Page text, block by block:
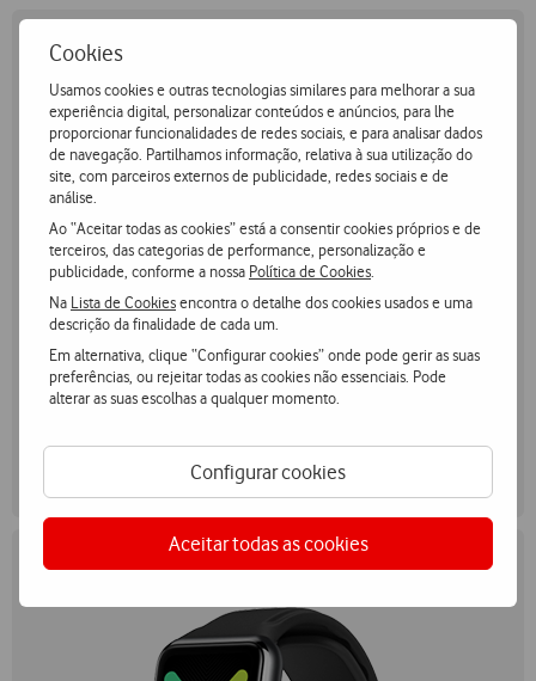
Cookies
Usamos cookies e outras tecnologias similares para melhorar a sua
experiência digital, personalizar conteúdos e anúncios, para lhe
proporcionar funcionalidades de redes sociais, e para analisar dados
de navegação. Partilhamos informação, relativa à sua utilização do
site, com parceiros externos de publicidade, redes sociais e de
análise.
Ao “Aceitar todas as cookies” está a consentir cookies próprios e de
terceiros, das categorias de performance, personalização e
publicidade, conforme a nossa Política de Cookies
Na Lista de Cookiesencontra o detalhe dos cookies usados e uma
descrição da finalidade de cada um.
Em alternativa, clique “Configurar cookies” onde pode gerir as suas
preferências, ou rejeitar todas as cookies não essenciais. Pode
alterar as suas escolhas a qualquer momento.
Configurar cookies
Aceitar todas as cookies
Smartphones